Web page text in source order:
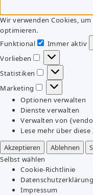
Wir verwenden Cookies,
optimieren.
Funktional
Funktional
Immer aktiv
Vorlieben
Vorlieben
Statistiken
Statistiken
Marketing
Marketing
Optionen verwalten
Dienste verwalten
Verwalten von
Lese mehr über diese
Akzeptieren
Ablehnen
Selbst wählen
Cookie-Richtlinie
Datenschutzerklärung
Impressum